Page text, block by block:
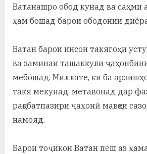
Ватанашро обод кунад ва саҳми
ҳам бошад барои ободонии
Ватан барои инсон такягоҳи
ва заминаи ташаккули
мебошад. Миллате, ки ба
такя мекунад, метавонад дар
рақобатпазири ҷаҳонӣ мавқеи
намояд.
Барои тоҷикон Ватан пеш аз